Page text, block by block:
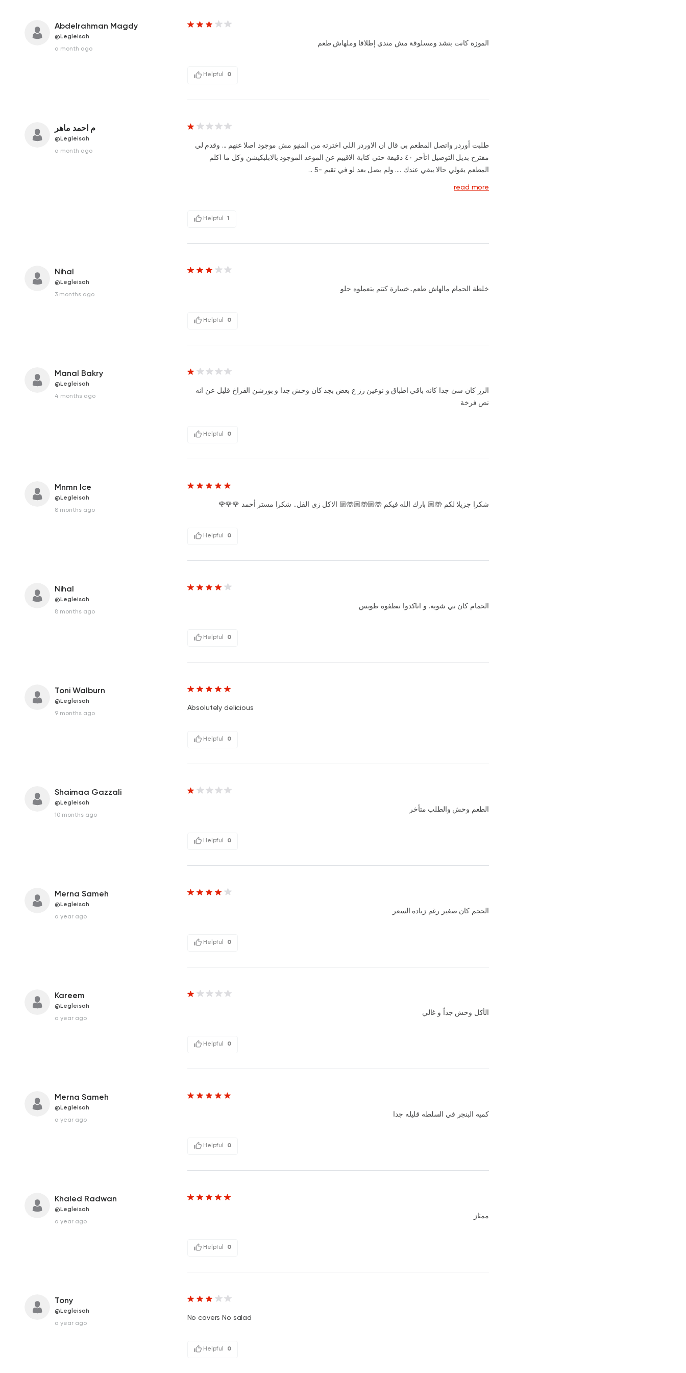
Abdelrahman Magdy
@Legleisah
a month ago
الموزة كانت بتشد ومسلوقة مش مندي إطلاقا وملهاش طعم
Helpful 0
م احمد ماهر
@Legleisah
a month ago
طلبت أوردر واتصل المطعم بي قال ان الاوردر اللي اخترته من المنيو مش موجود اصلا عنهم ... وقدم لي
مقترح بديل التوصيل اتأخر ٤٠ دقيقة حتي كتابة الاقييم عن الموعد الموجود بالابلبكيشن وكل ما اكلم
المطعم يقولي حالا يبقي عندك .... ولم يصل بعد لو في تقيم -5 ...
read more
Helpful 1
Nihal
@Legleisah
3 months ago
خلطة الحمام مالهاش طعم..خسارة كنتم بتعملوه حلو.
Helpful 0
Manal Bakry
@Legleisah
4 months ago
الرز كان سئ جدا كانه باقي اطباق و نوعين رز ع بعض بجد كان وحش جدا و بورشن الفراخ قليل عن انه
نص فرخة
Helpful 0
Mnmn Ice
@Legleisah
8 months ago
شكرا جزيلا لكم 🤲🏼 بارك الله فيكم 🤲🏼🤲🏼🤲🏼 الاكل زي الفل.. شكرا مستر أحمد 🌹🌹🌹
Helpful 0
Nihal
@Legleisah
8 months ago
الحمام كان ني شوية. و اتاكدوا تنظفوه طويس
Helpful 0
Toni Walburn
@Legleisah
9 months ago
Absolutely delicious
Helpful 0
Shaimaa Gazzali
@Legleisah
10 months ago
الطعم وحش والطلب متأخر
Helpful 0
Merna Sameh
@Legleisah
a year ago
الحجم كان صغير رغم زياده السعر
Helpful 0
Kareem
@Legleisah
a year ago
الأكل وحش جداً و غالي
Helpful 0
Merna Sameh
@Legleisah
a year ago
كميه البنجر في السلطه قليله جدا
Helpful 0
Khaled Radwan
@Legleisah
a year ago
ممتاز
Helpful 0
Tony
@Legleisah
a year ago
No covers No salad
Helpful 0